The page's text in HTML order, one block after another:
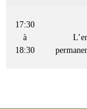
17:30
à
18:30